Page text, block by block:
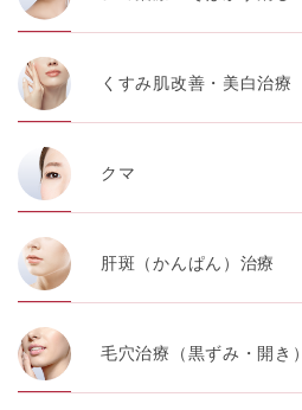
くすみ肌改善・美白治療
クマ
肝斑（かんぱん）治療
毛穴治療（黒ずみ・開き）